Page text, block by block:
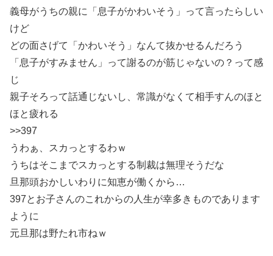
義母がうちの親に「息子がかわいそう」って言ったらしい
けど
どの面さげて「かわいそう」なんて抜かせるんだろう
「息子がすみません」って謝るのが筋じゃないの？って感
じ
親子そろって話通じないし、常識がなくて相手すんのほと
ほと疲れる
>>397
うわぁ、スカっとするわｗ
うちはそこまでスカっとする制裁は無理そうだな
旦那頭おかしいわりに知恵が働くから…
397とお子さんのこれからの人生が幸多きものであります
ように
元旦那は野たれ市ねｗ